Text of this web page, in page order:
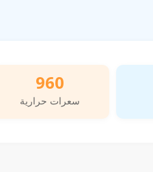
960
سعرات حرارية